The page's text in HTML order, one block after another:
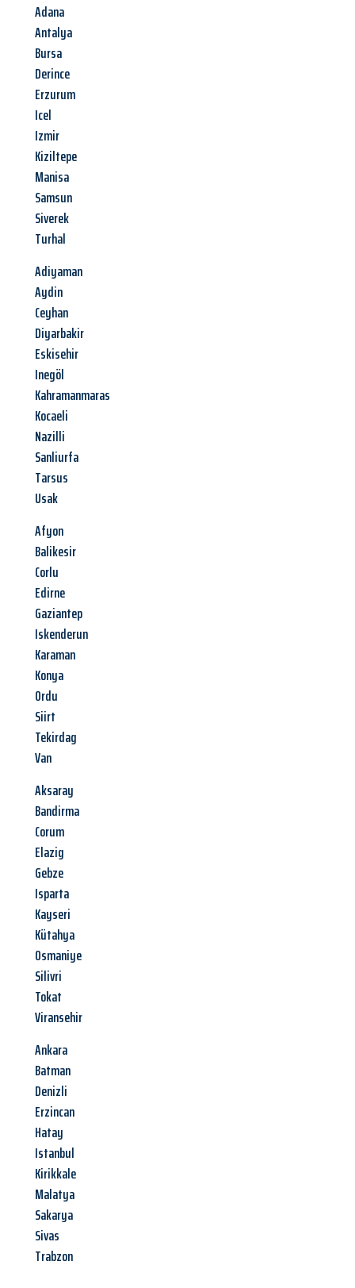
Adana
Antalya
Bursa
Derince
Erzurum
Icel
Izmir
Kiziltepe
Manisa
Samsun
Siverek
Turhal
Adiyaman
Aydin
Ceyhan
Diyarbakir
Eskisehir
Inegöl
Kahramanmaras
Kocaeli
Nazilli
Sanliurfa
Tarsus
Usak
Afyon
Balikesir
Corlu
Edirne
Gaziantep
Iskenderun
Karaman
Konya
Ordu
Siirt
Tekirdag
Van
Aksaray
Bandirma
Corum
Elazig
Gebze
Isparta
Kayseri
Kütahya
Osmaniye
Silivri
Tokat
Viransehir
Ankara
Batman
Denizli
Erzincan
Hatay
Istanbul
Kirikkale
Malatya
Sakarya
Sivas
Trabzon